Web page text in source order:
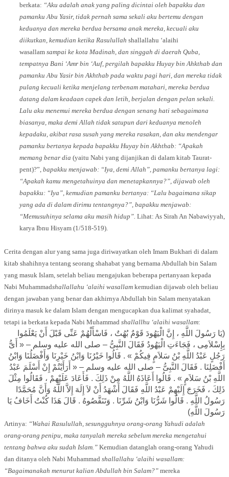
berkata: “Aku adalah anak yang paling dicintai oleh bapakku dan
pamanku Abu Yasir, tidak pernah sama sekali aku bertemu dengan
keduanya dan mereka berdua bersama anak mereka, kecuali aku
diikutkan, kemudian ketika Rasulullah shallallahu ‘alaihi
wasallam sampai ke kota Madinah, dan singgah di daerah Quba,
tempatnya Bani ‘Amr bin ‘Auf, pergilah bapakku Huyay bin Ahkthab dan
pamanku Abu Yasir bin Akhthab pada waktu pagi hari, dan mereka tidak
pulang kecuali ketika menjelang terbenam matahari, mereka berdua
datang dalam keadaan capek dan letih, berjalan dengan pelan sekali.
Lalu aku menemui mereka berdua dengan senang hati sebagaimana
biasanya, maka demi Allah tidak satupun dari keduanya menoleh
kepadaku, akibat rasa susah yang mereka rasakan, dan aku mendengar
pamanku bertanya kepada bapakku Huyay bin Akhthab: “Apakah
memang benar dia (yaitu Nabi yang dijanjikan di dalam kitab Taurat-
pent)?”, bapakku menjawab: “Iya, demi Allah”, pamanku bertanya lagi:
“Apakah kamu mengetahuinya dan menetapkannya?”, dijawab oleh
bapakku: “Iya”, kemudian pamanku bertanya: “Lalu bagaimana sikap
yang ada di dalam dirimu tentangnya?”, bapakku menjawab:
“Memusuhinya selama aku masih hidup”. Lihat: As Sirah An Nabawiyyah,
karya Ibnu Hisyam (1/518-519).
Cerita dengan alur yang sama juga diriwayatkan oleh Imam Bukhari di dalam
kitab shahihnya tentang seorang shahabat yang bernama Abdullah bin Salam
yang masuk Islam, setelah beliau mengajukan beberapa pertanyaan kepada
Nabi Muhammadshallallahu ‘alaihi wasallam kemudian dijawab oleh beliau
dengan jawaban yang benar dan akhirnya Abdullah bin Salam menyatakan
dirinya masuk ke dalam Islam dengan mengucapkan dua kalimat syahadat,
tetapi ia berkata kepada Nabi Muhammad shallallhu ‘alaihi wasallam:
(يَا رَسُولَ اللَّهِ ، إِنَّ الْيَهُودَ قَوْمٌ بُهُتٌ ، فَاسْأَلْهُمْ عَنِّى قَبْلَ أَنْ يَعْلَمُوا
بِإِسْلاَمِى ، فَجَاءَتِ الْيَهُودُ فَقَالَ النَّبِىُّ – صلى الله عليه وسلم – « أَىُّ
رَجُلٍ عَبْدُ اللَّهِ بْنُ سَلاَمٍ فِيكُمْ » . قَالُوا خَيْرُنَا وَابْنُ خَيْرِنَا وَأَفْضَلُنَا وَابْنُ
أَفْضَلِنَا . فَقَالَ النَّبِىُّ – صلى الله عليه وسلم – « أَرَأَيْتُمْ إِنْ أَسْلَمَ عَبْدُ
اللَّهِ بْنُ سَلاَمٍ » . قَالُوا أَعَاذَهُ اللَّهُ مِنْ ذَلِكَ . فَأَعَادَ عَلَيْهِمْ ، فَقَالُوا مِثْلَ
ذَلِكَ ، فَخَرَجَ إِلَيْهِمْ عَبْدُ اللَّهِ فَقَالَ أَشْهَدُ أَنْ لاَ إِلَهَ إِلاَّ اللَّهُ وَأَنَّ مُحَمَّدًا
رَسُولُ اللَّهِ . قَالُوا شَرُّنَا وَابْنُ شَرِّنَا . وَتَنَقَّصُوهُ . قَالَ هَذَا كُنْتُ أَخَافُ يَا
رَسُولَ اللَّهِ)
Artinya: “Wahai Rasulullah, sesungguhnya orang-orang Yahudi adalah
orang-orang penipu, maka tanyalah mereka sebelum mereka mengetahui
tentang bahwa aku sudah Islam.” Kemudian datanglah orang-orang Yahudi
dan ditanya oleh Nabi Muhammad shallallahu ‘alaihi wasallam:
“Bagaimanakah menurut kalian Abdullah bin Salam?” mereka